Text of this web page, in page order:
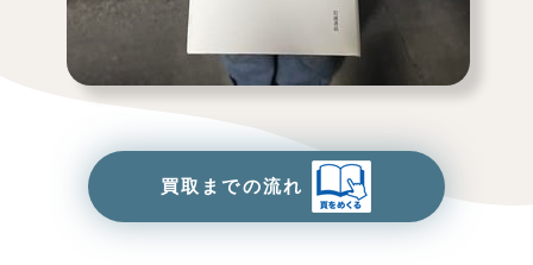
買取までの流れ